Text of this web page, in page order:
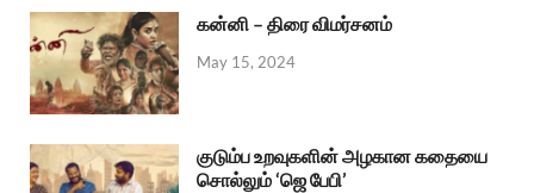
கன்னி – திரை விமர்சனம்
May 15, 2024
குடும்ப உறவுகளின் அழகான கதையை
சொல்லும் ‘ஜெ பேபி’